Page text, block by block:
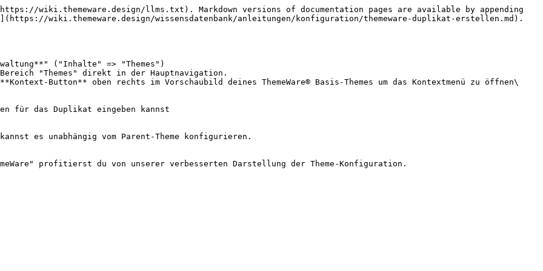
wiki.themeware.design/llms.txt). Markdown versions of documentation pages are available by appending
wiki.themeware.design/wissensdatenbank/anleitungen/konfiguration/themeware-duplikat-erstellen.md).
("Inhalte" => "Themes")
Button** oben rechts im Vorschaubild deines ThemeWare® Basis-Themes um das Kontextmenü zu öffnen\
für das Duplikat eingeben kannst
es unabhängig vom Parent-Theme konfigurieren.
profitierst du von unserer verbesserten Darstellung der Theme-Konfiguration.